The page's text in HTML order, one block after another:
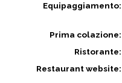
Equipaggiamento:
Prima colazione:
Ristorante:
Restaurant website: